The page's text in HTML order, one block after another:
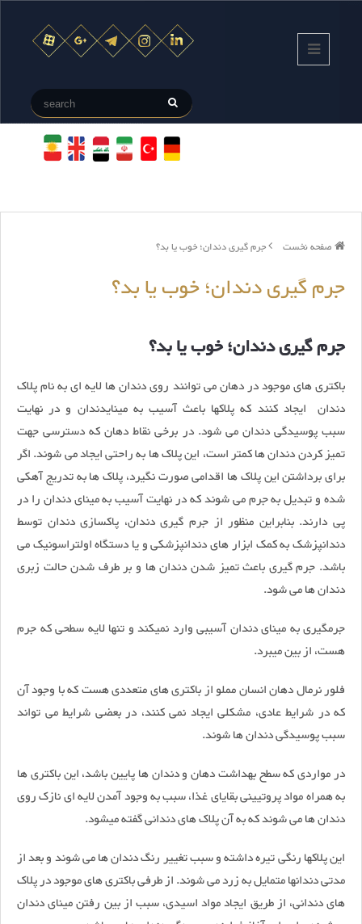
صفحه نخست جرم گیری دندان؛ خوب یا بد؟
جرم گیری دندان؛ خوب یا بد؟
جرم گیری دندان؛ خوب یا بد؟
باکتری های موجود در دهان می توانند روی دندان ها لایه ای به نام پلاک
دندان ایجاد کنند که پلاکها باعث آسیب به مینایدندان و در نهایت
سبب پوسیدگی دندان می شود. در برخی نقاط دهان که دسترسی جهت
تمیز کردن دندان ها کمتر است، این پلاک ها به راحتی ایجاد می شوند. اگر
برای برداشتن این پلاک ها اقدامی صورت نگیرد، پلاک ها به تدریج آهکی
شده و تبدیل به جرم می شوند که در نهایت آسیب به مینای دندان را در
پی دارند. بنابراین منظور از جرم گیری دندان، پاکسازی دندان توسط
دندانپزشک به کمک ابزار های دندانپزشکی و یا دستگاه اولتراسونیک می
باشد. جرم گیری باعث تمیز شدن دندان ها و بر طرف شدن حالت زبری
دندان ها می شود.
جرمگیری به مینای دندان آسیبی وارد نمیکند و تنها لایه سطحی که جرم
هست، از بین میبرد.
فلور نرمال دهان انسان مملو از باکتری های متعددی هست که با وجود آن
که در شرایط عادی، مشکلی ایجاد نمی کنند، در بعضی شرایط می تواند
سبب پوسیدگی دندان ها شوند.
در مواردی که سطح بهداشت دهان و دندان ها پایین باشد، این باکتری ها
به همراه مواد پروتیینی بقایای غذا، سبب به وجود آمدن لایه ای نازک روی
دندان ها می شوند که به آن پلاک های دندانی گفته میشود.
این پلاکها رنگی تیره داشته و سبب تغییر رنگ دندان ها می شوند و بعد از
مدتی دندانها متمایل به زرد می شوند. از طرفی باکتری های موجود در پلاک
های دندانی، از طریق ایجاد مواد اسیدی، سبب از بین رفتن مینای دندان